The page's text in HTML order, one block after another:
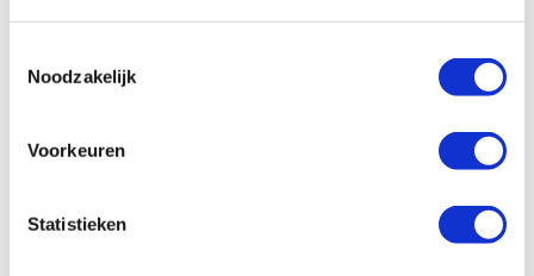
Noodzakelijk
Voorkeuren
Statistieken